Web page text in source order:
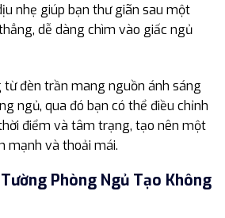
nhẹ giúp bạn thư giãn sau một
dễ dàng chìm vào giấc ngủ
từ đèn trần mang nguồn ánh sáng
ngủ, qua đó bạn có thể điều chỉnh
điểm và tâm trạng, tạo nên một
mạnh và thoải mái.
Phòng Ngủ Tạo Không